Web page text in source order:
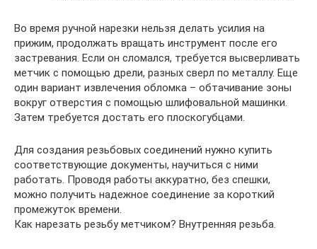
Во время ручной нарезки нельзя делать усилия на
прижим, продолжать вращать инструмент после его
застревания. Если он сломался, требуется высверливать
метчик с помощью дрели, разных сверл по металлу. Еще
один вариант извлечения обломка – обтачивание зоны
вокруг отверстия с помощью шлифовальной машинки.
Затем требуется достать его плоскогубцами.
Для создания резьбовых соединений нужно купить
соответствующие документы, научиться с ними
работать. Проводя работы аккуратно, без спешки,
можно получить надежное соединение за короткий
промежуток времени.
Как нарезать резьбу метчиком? Внутренняя резьба.